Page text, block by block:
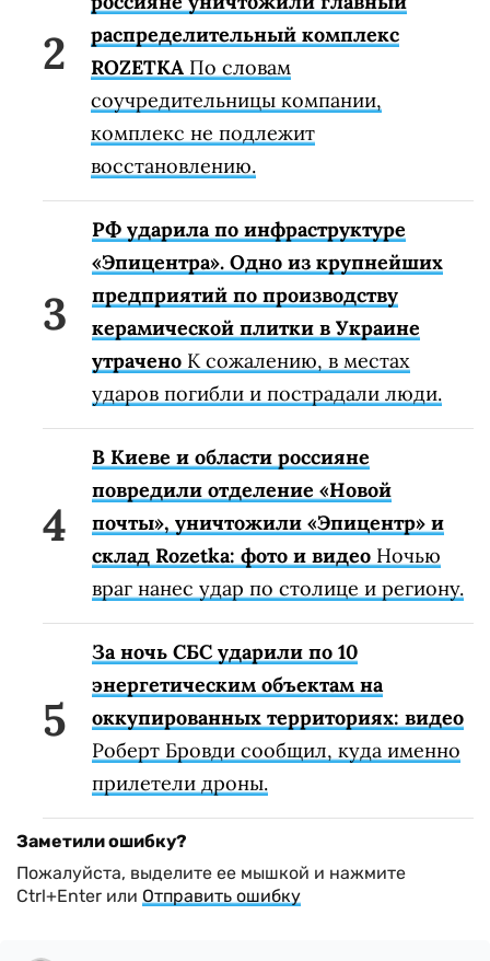
распределительный комплекс
ROZETKA По словам
соучредительницы компании,
комплекс не подлежит
восстановлению.
РФ ударила по инфраструктуре
«Эпицентра». Одно из крупнейших
предприятий по производству
керамической плитки в Украине
утрачено К сожалению, в местах
ударов погибли и пострадали люди.
В Киеве и области россияне
повредили отделение «Новой
почты», уничтожили «Эпицентр» и
склад Rozetka: фото и видео Ночью
враг нанес удар по столице и региону.
За ночь СБС ударили по 10
энергетическим объектам на
оккупированных территориях: видео
Роберт Бровди сообщил, куда именно
прилетели дроны.
Заметили ошибку?
Пожалуйста, выделите ее мышкой и нажмите
Ctrl+Enter или Отправить ошибку